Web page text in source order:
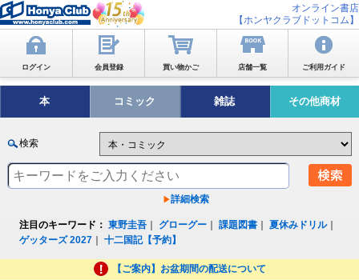
オンライン書店
【ホンヤクラブドットコム】
ログイン 会員登録 買い物かご 店舗一覧 ご利用ガイド
本 コミック 雑誌 その他商材
検索
詳細検索
注目のキーワード： 東野圭吾 グローグー ｜課題図書 ｜夏休みドリル｜
ゲッターズ 2027 ｜十二国記【予約】
【ご案内】お盆期間の配送について